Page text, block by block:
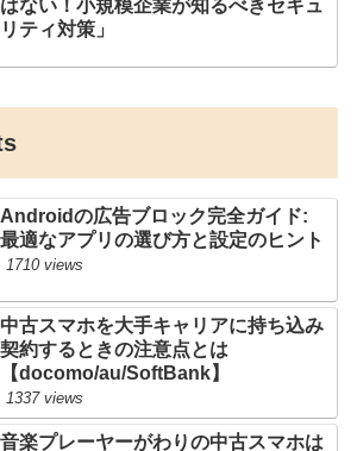
はない！小規模企業が知るべきセキュ
リティ対策」
Androidの広告ブロック完全ガイド:
最適なアプリの選び方と設定のヒント
1710 views
中古スマホを大手キャリアに持ち込み
契約するときの注意点とは
【docomo/au/SoftBank】
1337 views
音楽プレーヤーがわりの中古スマホは